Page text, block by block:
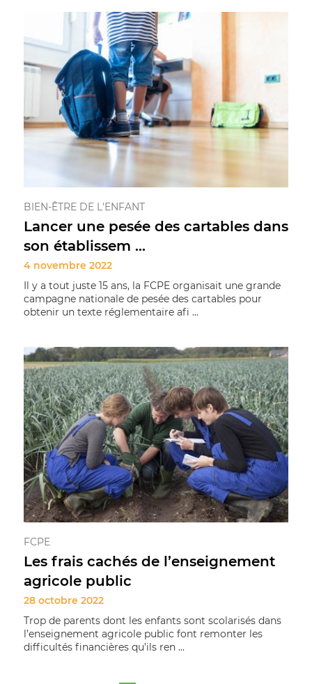
BIEN-ÊTRE DE L'ENFANT
Lancer une pesée des cartables dans
son établissem ...
4 novembre 2022
Il y a tout juste 15 ans, la FCPE organisait une grande
campagne nationale de pesée des cartables pour
obtenir un texte réglementaire afi ...
FCPE
Les frais cachés de l’enseignement
agricole public
28 octobre 2022
Trop de parents dont les enfants sont scolarisés dans
l’enseignement agricole public font remonter les
difficultés financières qu’ils ren ...